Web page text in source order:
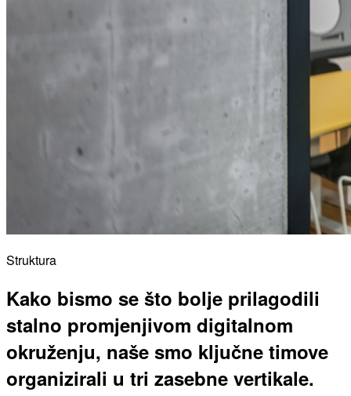
Struktura
Kako bismo se što bolje prilagodili
stalno promjenjivom digitalnom
okruženju, naše smo ključne timove
organizirali u tri zasebne vertikale.